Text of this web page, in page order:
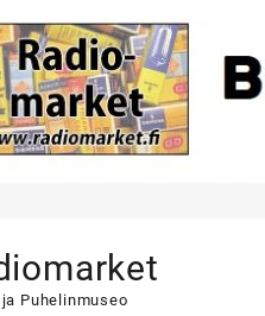
ja Puhelinmuseo